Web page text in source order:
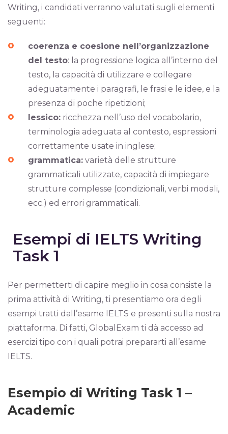
Writing, i candidati verranno valutati sugli elementi
seguenti:
coerenza e coesione nell’organizzazione
del testo: la progressione logica all’interno del
testo, la capacità di utilizzare e collegare
adeguatamente i paragrafi, le frasi e le idee, e la
presenza di poche ripetizioni;
lessico: ricchezza nell’uso del vocabolario,
terminologia adeguata al contesto, espressioni
correttamente usate in inglese;
grammatica: varietà delle strutture
grammaticali utilizzate, capacità di impiegare
strutture complesse (condizionali, verbi modali,
ecc.) ed errori grammaticali.
Esempi di IELTS Writing
Task 1
Per permetterti di capire meglio in cosa consiste la
prima attività di Writing, ti presentiamo ora degli
esempi tratti dall’esame IELTS e presenti sulla nostra
piattaforma. Di fatti, GlobalExam ti dà accesso ad
esercizi tipo con i quali potrai prepararti all’esame
IELTS.
Esempio di Writing Task 1 –
Academic